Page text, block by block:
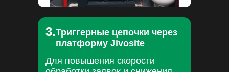
3.Триггерные цепочки через
платформу Jivosite
Для повышения скорости